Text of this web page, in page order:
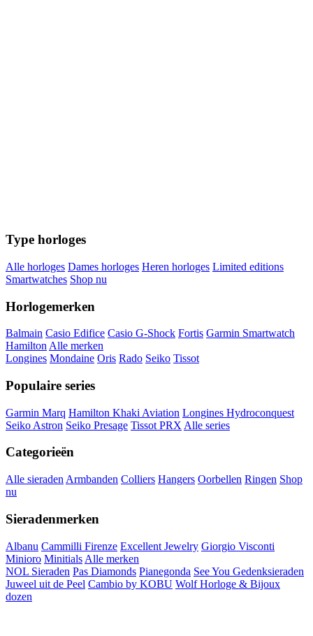
Type horloges
Alle horloges Dames horloges Heren horloges Limited editions
Smartwatches Shop nu
Horlogemerken
Balmain Casio Edifice Casio G-Shock Fortis Garmin Smartwatch
Hamilton Alle merken
Longines Mondaine Oris Rado Seiko Tissot
Populaire series
Garmin Marq Hamilton Khaki Aviation Longines Hydroconquest
Seiko Astron Seiko Presage Tissot PRX Alle series
Categorieën
Alle sieraden Armbanden Colliers Hangers Oorbellen Ringen Shop
nu
Sieradenmerken
Albanu Cammilli Firenze Excellent Jewelry Giorgio Visconti
Minioro Minitials Alle merken
NOL Sieraden Pas Diamonds Pianegonda See You Gedenksieraden
Juweel uit de Peel Cambio by KOBU Wolf Horloge & Bijoux
dozen